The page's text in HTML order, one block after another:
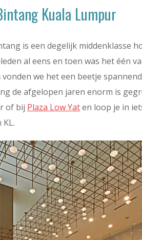
Kuala Lumpur
is een degelijk middenklasse
al eens en toen was het één
we het een beetje
de afgelopen jaren enorm is
of bij Plaza Low Yaten loop je in